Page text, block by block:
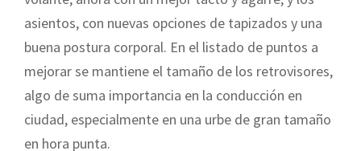
asientos, con nuevas opciones de tapizados y una
buena postura corporal. En el listado de puntos a
mejorar se mantiene el tamaño de los retrovisores,
algo de suma importancia en la conducción en
ciudad, especialmente en una urbe de gran tamaño
en hora punta.